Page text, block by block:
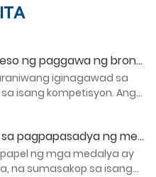
Pag-usapan natin ang proseso ng paggawa ng bronze medal (mga larawan)
iginagawad sa
isang kompetisyon. Ang
medalya ayon sa
ay sinasabing
Judio.
Ano ang mga proseso para sa pagpapasadya ng medalya (larawan)
ng mga medalya ay
na sumasakop sa isang